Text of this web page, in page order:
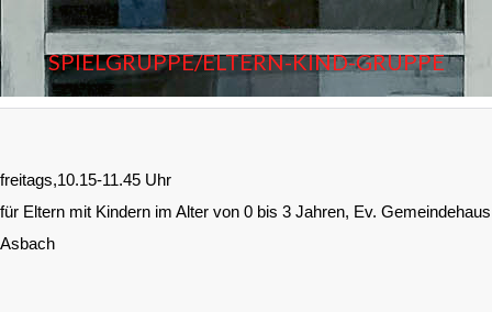
SPIELGRUPPE/ELTERN-KIND-GRUPPE
freitags,10.15-11.45 Uhr
für Eltern mit Kindern im Alter von 0 bis 3 Jahren, Ev. Gemeindehaus
Asbach